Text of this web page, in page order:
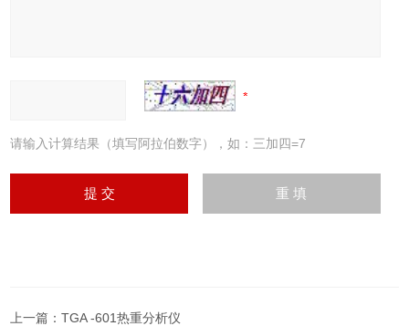
请输入计算结果（填写阿拉伯数字），如：三加四=7
上一篇：TGA -601热重分析仪